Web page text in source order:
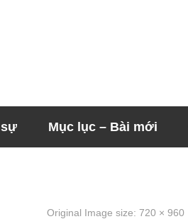
Mục lục – Bài mới
Original Image size: 720 × 960